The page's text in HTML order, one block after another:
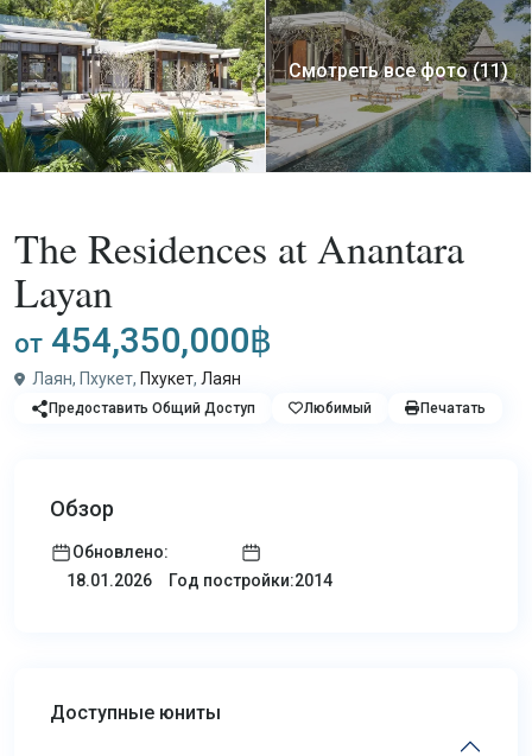
Смотреть все фото (11)
The Residences at Anantara
Layan
от 454,350,000฿
Лаян, Пхукет, Пхукет, Лаян
Предоставить Общий Доступ Любимый Печатать
Обзор
Обновлено:
18.01.2026
Год постройки:2014
Доступные юниты